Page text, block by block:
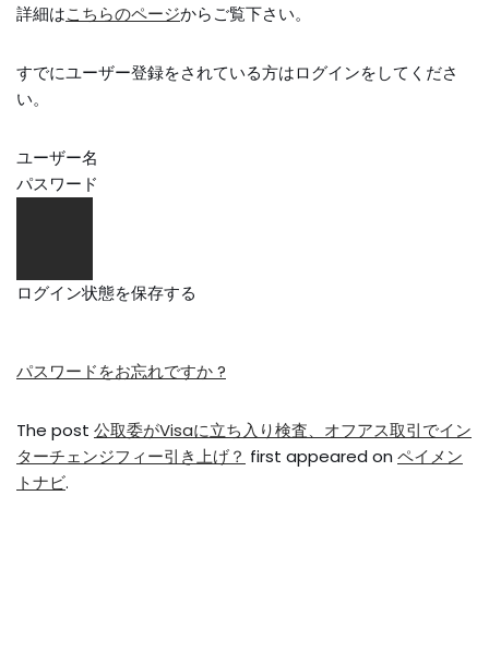
詳細はこちらのページからご覧下さい。
すでにユーザー登録をされている方はログインをしてくださ
い。
ユーザー名
パスワード
ログイン状態を保存する
パスワードをお忘れですか ?
The post 公取委がVisaに立ち入り検査、オフアス取引でイン
ターチェンジフィー引き上げ？ first appeared on ペイメン
トナビ.